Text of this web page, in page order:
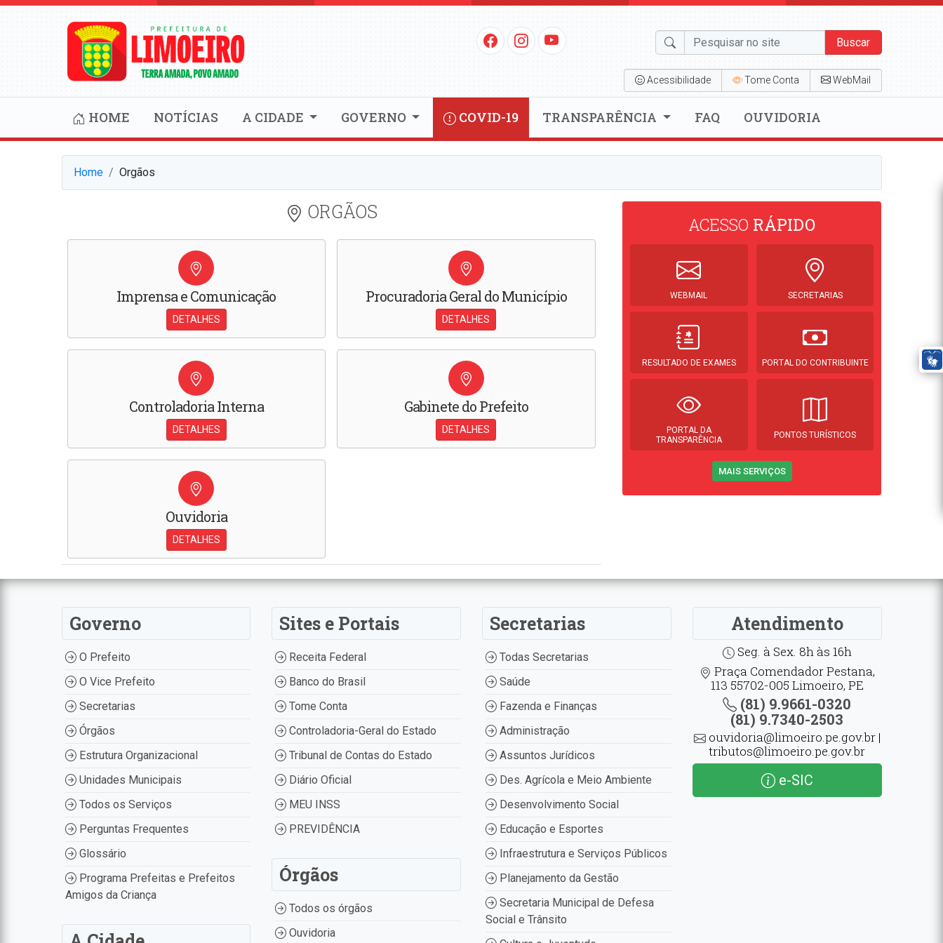
Buscar
Acessibilidade Tome Conta WebMail
HOME NOTÍCIAS A CIDADE GOVERNO COVID-19 TRANSPARÊNCIA FAQ OUVIDORIA
Home Orgãos
ORGÃOS
Imprensa e Comunicação
DETALHES
Procuradoria Geral do Município
DETALHES
Controladoria Interna
DETALHES
Gabinete do Prefeito
DETALHES
Ouvidoria
DETALHES
ACESSO RÁPIDO
WEBMAIL SECRETARIAS
RESULTADO DE EXAMES PORTAL DO CONTRIBUINTE
PORTAL DA
TRANSPARÊNCIA
PONTOS TURÍSTICOS
MAIS SERVIÇOS
Governo
O Prefeito
O Vice Prefeito
Secretarias
Órgãos
Estrutura Organizacional
Unidades Municipais
Todos os Serviços
Perguntas Frequentes
Glossário
Programa Prefeitas e Prefeitos
Amigos da Criança
Sites e Portais
Receita Federal
Banco do Brasil
Tome Conta
Controladoria-Geral do Estado
Tribunal de Contas do Estado
Diário Oficial
MEU INSS
PREVIDÊNCIA
Órgãos
Todos os órgãos
Ouvidoria
Secretarias
Todas Secretarias
Saúde
Fazenda e Finanças
Administração
Assuntos Jurídicos
Des. Agrícola e Meio Ambiente
Desenvolvimento Social
Educação e Esportes
Infraestrutura e Serviços Públicos
Planejamento da Gestão
Secretaria Municipal de Defesa
Social e Trânsito
Atendimento
Seg. à Sex. 8h às 16h
Praça Comendador Pestana,
113 55702-005 Limoeiro, PE
(81) 9.9661-0320
(81) 9.7340-2503
ouvidoria@limoeiro.pe.gov.br |
tributos@limoeiro.pe.gov.br
e-SIC